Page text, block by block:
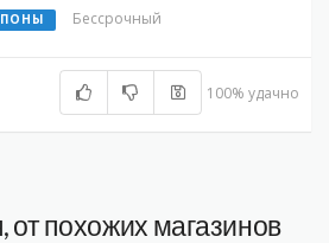
Бессрочный
100% удачно
похожих магазинов